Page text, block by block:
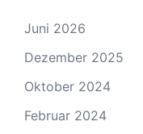
Juni 2026
Dezember 2025
Oktober 2024
Februar 2024